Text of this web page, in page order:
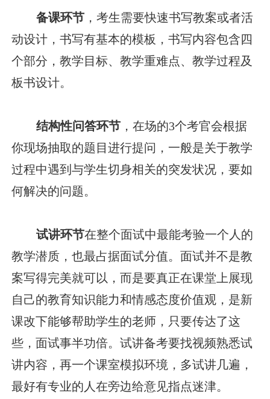
备课环节 ，考生需要快速书写教案或者活
动设计，书写有基本的模板，书写内容包含四
个部分，教学目标、教学重难点、教学过程及
板书设计。
结构性问答环节 ，在场的3个考官会根据
你现场抽取的题目进行提问，一般是关于教学
过程中遇到与学生切身相关的突发状况，要如
何解决的问题。
试讲环节在整个面试中最能考验一个人的
教学潜质，也最占据面试分值。面试并不是教
案写得完美就可以，而是要真正在课堂上展现
自己的教育知识能力和情感态度价值观，是新
课改下能够帮助学生的老师，只要传达了这
些，面试事半功倍。试讲备考要找视频熟悉试
讲内容，再一个课室模拟环境，多试讲几遍，
最好有专业的人在旁边给意见指点迷津。